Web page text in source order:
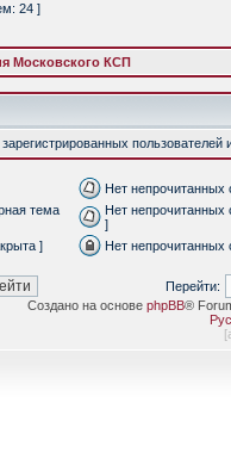
24 ]
Московского КСП
пользователей
Нет непрочитанных
тема
Нет
]
]
Нет непрочитанных
Перейти:
Создано на основе phpBB®
[